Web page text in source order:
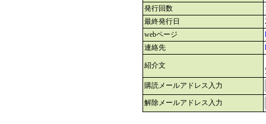
発行回数
最終発行日
webページ
連絡先
紹介文
購読メールアドレス入力
解除メールアドレス入力